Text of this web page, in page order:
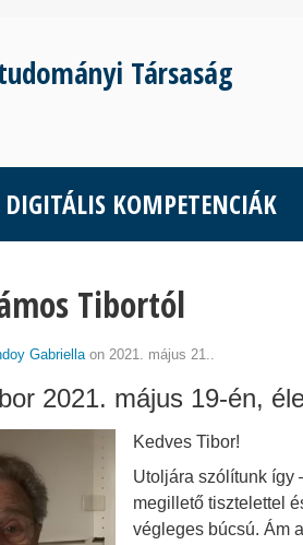
Társaság
KOMPETENCIÁK
Tibortól
Gabriellaon 2021. május 21..
2021. május 19-én,
Kedves Tibor!
Utoljára szólítunk így
megillető tisztelettel
végleges búcsú. Ám